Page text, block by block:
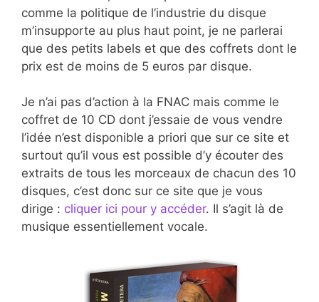
comme la politique de l’industrie du disque
m’insupporte au plus haut point, je ne parlerai
que des petits labels et que des coffrets dont le
prix est de moins de 5 euros par disque.
Je n’ai pas d’action à la FNAC mais comme le
coffret de 10 CD dont j’essaie de vous vendre
l’idée n’est disponible a priori que sur ce site et
surtout qu’il vous est possible d’y écouter des
extraits de tous les morceaux de chacun des 10
disques, c’est donc sur ce site que je vous
dirige : cliquer ici pour y accéder. Il s’agit là de
musique essentiellement vocale.